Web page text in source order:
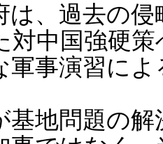
、過去の侵
対中国強硬
軍事演習に
地問題の解